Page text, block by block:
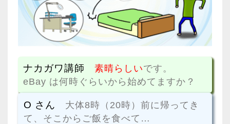
ナカガワ講師 素晴らしいです。
eBay は何時ぐらいから始めてますか？
O さん 大体8時（20時）前に帰ってき
て、そこからご飯を食べて…